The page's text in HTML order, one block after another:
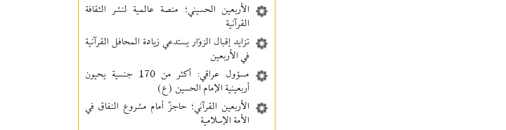
الأربعين الحسيني؛ منصة عالمية لنشر الثقافة
القرآنية
تزايد إقبال الزوّار يستدعي زيادة المحافل القرآنية
في الأربعين
مسؤول عراقي: أكثر من 170 جنسية يحيون
أربعينية الإمام الحسين (ع)
الأربعين القرآني؛ حاجزٌ أمام مشروع النفاق في
الأمة الإسلامية